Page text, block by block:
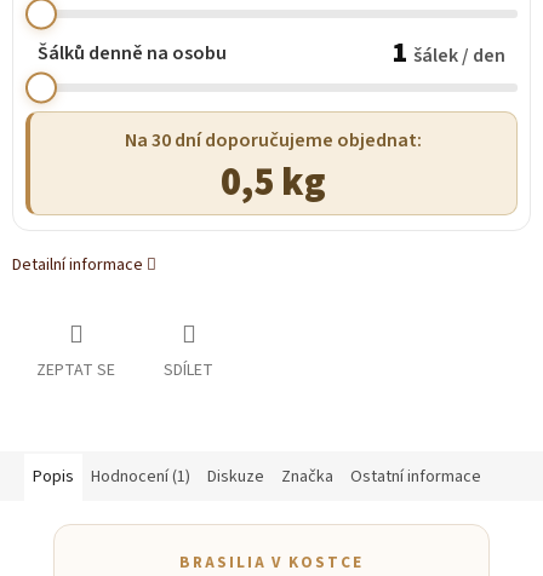
Šálků denně na osobu 1 šálek / den
Na 30 dní doporučujeme objednat:
0,5 kg
Detailní informace
ZEPTAT SE SDÍLET
Popis Hodnocení (1) Diskuze Značka Ostatní informace
BRASILIA V KOSTCE